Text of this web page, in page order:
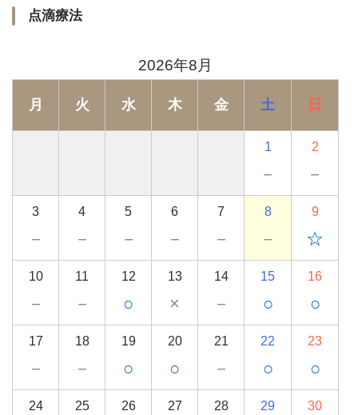
点滴療法
2026年8月
月 火 水 木 金 土 日
1
－
2
－
3
－
4
－
5
－
6
－
7
－
8
－
9
☆
10
－
11
－
12
○
13
×
14
－
15
○
16
○
17
－
18
－
19
○
20
○
21
－
22
○
23
○
24 25 26 27 28 29 30